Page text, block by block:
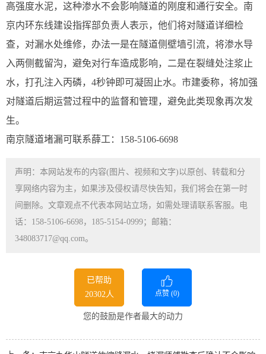
高强度水泥，这种渗水不会影响隧道的刚度和通行安全。南
京内环东线建设指挥部负责人表示，他们将对隧道详细检
查，对漏水处维修，办法一是在隧道侧壁墙引流，将渗水导
入两侧截留沟，避免对行车造成影响，二是在裂缝处注浆止
水，打孔注入丙磷，4秒钟即可凝固止水。市建委称，将加强
对隧道后期运营过程中的监督和管理，避免此类现象再次发
生。
南京隧道堵漏可联系薛工：158-5106-6698
声明：本网站发布的内容(图片、视频和文字)以原创、转载和分
享网络内容为主，如果涉及侵权请尽快告知，我们将会在第一时
间删除。文章观点不代表本网站立场，如需处理请联系客服。电
话：158-5106-6698，185-5154-0999；邮箱：
348083717@qq.com。
已帮助
20302人
点赞 (0)
您的鼓励是作者最大的动力